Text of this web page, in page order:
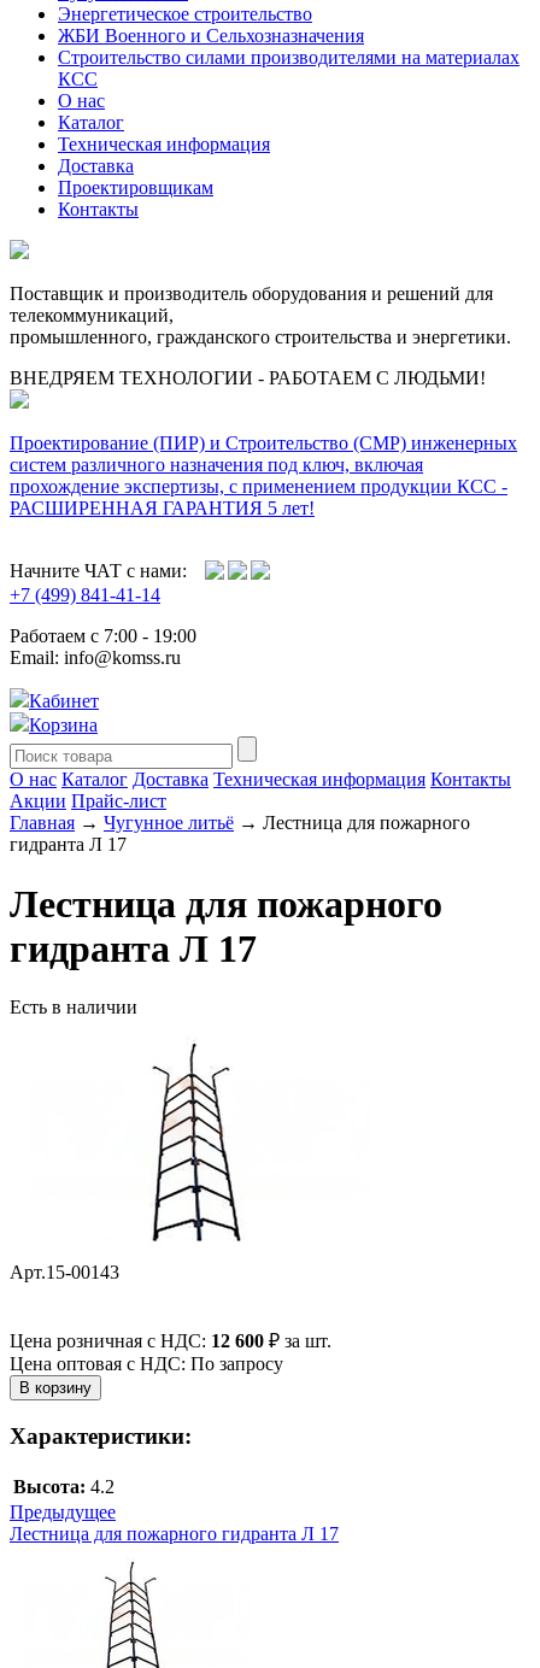
Энергетическое строительство
ЖБИ Военного и Сельхозназначения
Строительство силами производителями на материалах
КСС
О нас
Каталог
Техническая информация
Доставка
Проектировщикам
Контакты
Поставщик и производитель оборудования и решений для
телекоммуникаций,
промышленного, гражданского строительства и энергетики.
ВНЕДРЯЕМ ТЕХНОЛОГИИ - РАБОТАЕМ С ЛЮДЬМИ!
Проектирование (ПИР) и Cтроительство (СМР) инженерных
систем различного назначения под ключ, включая
прохождение экспертизы, с применением продукции КСС -
РАСШИРЕННАЯ ГАРАНТИЯ 5 лет!
Начните ЧАТ с нами:
+7 (499) 841-41-14
Работаем с 7:00 - 19:00
Email: info@komss.ru
Кабинет
Корзина
О нас Каталог Доставка Техническая информация Контакты
Акции Прайс-лист
Главная → Чугунное литьё → Лестница для пожарного
гидранта Л 17
Лестница для пожарного
гидранта Л 17
Есть в наличии
Арт.15-00143
Цена розничная с НДС: 12 600 ₽ за шт.
Цена оптовая с НДС: По запросу
Характеристики:
Высота: 4.2
Предыдущее
Лестница для пожарного гидранта Л 17